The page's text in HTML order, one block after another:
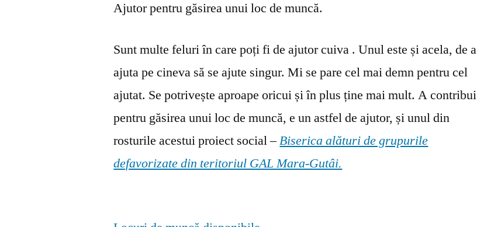
Ajutor pentru găsirea unui loc de muncă.
Sunt multe feluri în care poți fi de ajutor cuiva . Unul este și acela, de a
ajuta pe cineva să se ajute singur. Mi se pare cel mai demn pentru cel
ajutat. Se potrivește aproape oricui și în plus ține mai mult. A contribui
pentru găsirea unui loc de muncă, e un astfel de ajutor, și unul din
rosturile acestui proiect social –Biserica alături de grupurile
defavorizate din teritoriul GAL Mara-Gutâi.